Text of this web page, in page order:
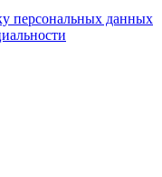
персональных данных